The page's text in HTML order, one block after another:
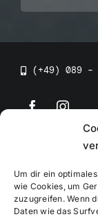
Um dir ein
wie Cookies, um
zuzugreifen. Wenn
Daten wie das
(+49) 089 –